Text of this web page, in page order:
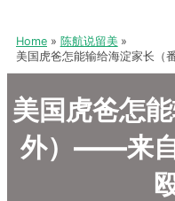
Home
陈航说留美
美国虎爸怎能输给海淀家长（
美国虎爸怎
外）——来自